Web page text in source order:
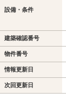
設備・条件
建築確認番号
物件番号
情報更新日
次回更新日